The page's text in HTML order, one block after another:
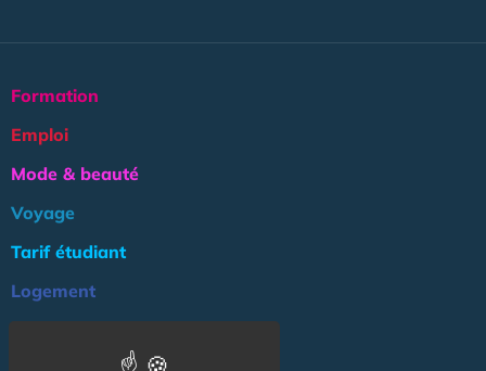
Formation
Emploi
Mode & beauté
Voyage
Tarif étudiant
Logement